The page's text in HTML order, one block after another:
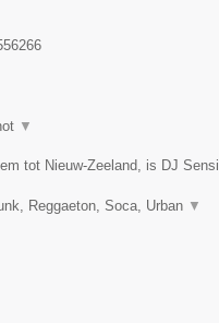
▼
tot Nieuw-Zeeland, is DJ Sensi
Reggaeton, Soca, Urban ▼